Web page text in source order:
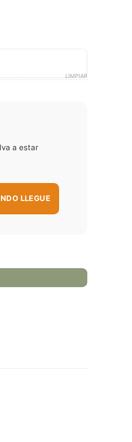
LIMPIAR
a estar
LLEGUE